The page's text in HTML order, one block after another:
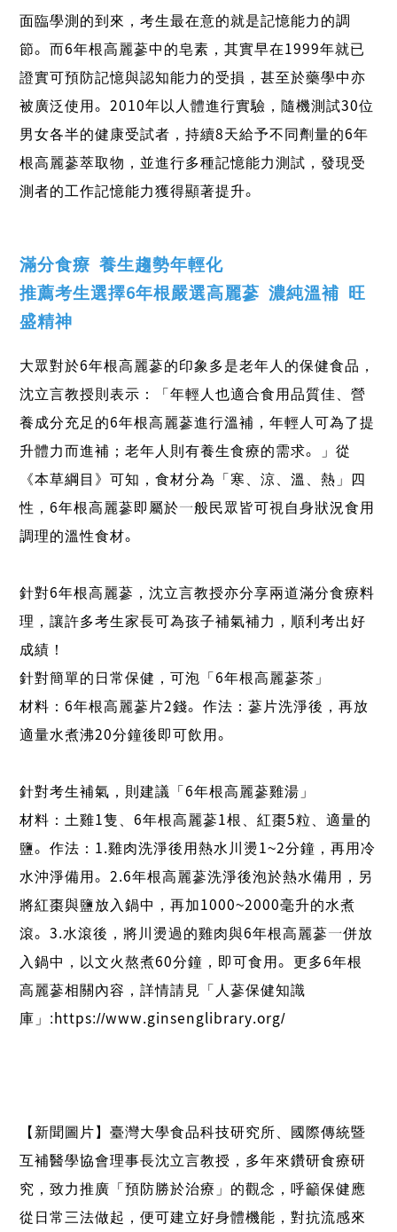
面臨學測的到來，考生最在意的就是記憶能力的調
節。而6年根高麗蔘中的皂素，其實早在1999年就已
證實可預防記憶與認知能力的受損，甚至於藥學中亦
被廣泛使用。2010年以人體進行實驗，隨機測試30位
男女各半的健康受試者，持續8天給予不同劑量的6年
根高麗蔘萃取物，並進行多種記憶能力測試，發現受
測者的工作記憶能力獲得顯著提升。
滿分食療 養生趨勢年輕化
推薦考生選擇6年根嚴選高麗蔘 濃純溫補 旺
盛精神
大眾對於6年根高麗蔘的印象多是老年人的保健食品，
沈立言教授則表示：「年輕人也適合食用品質佳、營
養成分充足的6年根高麗蔘進行溫補，年輕人可為了提
升體力而進補；老年人則有養生食療的需求。」從
《本草綱目》可知，食材分為「寒、涼、溫、熱」四
性，6年根高麗蔘即屬於一般民眾皆可視自身狀況食用
調理的溫性食材。
針對6年根高麗蔘，沈立言教授亦分享兩道滿分食療料
理，讓許多考生家長可為孩子補氣補力，順利考出好
成績！
針對簡單的日常保健，可泡「6年根高麗蔘茶」
材料：6年根高麗蔘片2錢。作法：蔘片洗淨後，再放
適量水煮沸20分鐘後即可飲用。
針對考生補氣，則建議「6年根高麗蔘雞湯」
材料：土雞1隻、6年根高麗蔘1根、紅棗5粒、適量的
鹽。作法：1.雞肉洗淨後用熱水川燙1~2分鐘，再用冷
水沖淨備用。2.6年根高麗蔘洗淨後泡於熱水備用，另
將紅棗與鹽放入鍋中，再加1000~2000毫升的水煮
滾。3.水滾後，將川燙過的雞肉與6年根高麗蔘一併放
入鍋中，以文火熬煮60分鐘，即可食用。更多6年根
高麗蔘相關內容，詳情請見「人蔘保健知識
庫」:https://www.ginsenglibrary.org/
【新聞圖片】臺灣大學食品科技研究所、國際傳統暨
互補醫學協會理事長沈立言教授，多年來鑽研食療研
究，致力推廣「預防勝於治療」的觀念，呼籲保健應
從日常三法做起，便可建立好身體機能，對抗流感來